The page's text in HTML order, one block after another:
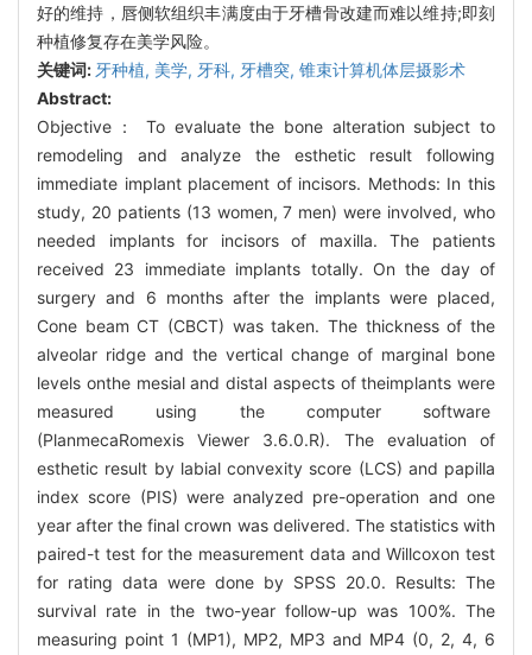
好的维持，唇侧软组织丰满度由于牙槽骨改建而难以维持;即刻
种植修复存在美学风险。
关键词: 牙种植, 美学, 牙科, 牙槽突, 锥束计算机体层摄影术
Abstract:
Objective： To evaluate the bone alteration subject to
remodeling and analyze the esthetic result following
immediate implant placement of incisors. Methods: In this
study, 20 patients (13 women, 7 men) were involved, who
needed implants for incisors of maxilla. The patients
received 23 immediate implants totally. On the day of
surgery and 6 months after the implants were placed,
Cone beam CT (CBCT) was taken. The thickness of the
alveolar ridge and the vertical change of marginal bone
levels onthe mesial and distal aspects of theimplants were
measured using the computer software
(PlanmecaRomexis Viewer 3.6.0.R). The evaluation of
esthetic result by labial convexity score (LCS) and papilla
index score (PIS) were analyzed pre-operation and one
year after the final crown was delivered. The statistics with
paired-t test for the measurement data and Willcoxon test
for rating data were done by SPSS 20.0. Results: The
survival rate in the two-year follow-up was 100%. The
measuring point 1 (MP1), MP2, MP3 and MP4 (0, 2, 4, 6